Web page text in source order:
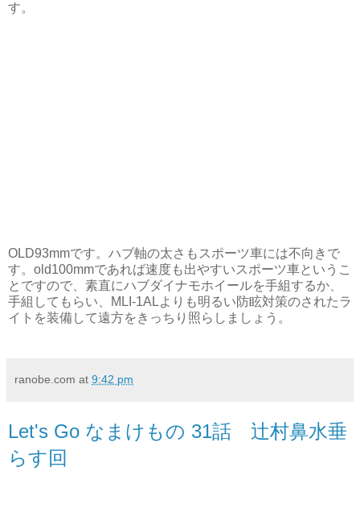
す。
OLD93mmです。ハブ軸の太さもスポーツ車には不向きで
す。old100mmであれば速度も出やすいスポーツ車というこ
とですので、素直にハブダイナモホイールを手組するか、
手組してもらい、MLI-1ALよりも明るい防眩対策のされたラ
イトを装備して遠方をきっちり照らしましょう。
ranobe.com at 9:42 pm
Let's Go なまけもの 31話 辻村鼻水垂
らす回